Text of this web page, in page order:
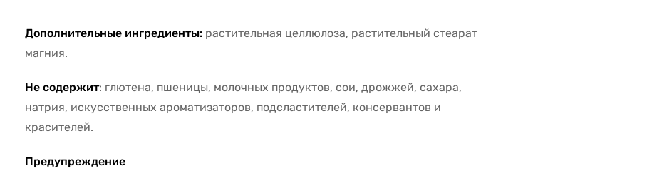
Дополнительные ингредиенты: растительная целлюлоза, растительный стеарат
магния.
Не содержит: глютена, пшеницы, молочных продуктов, сои, дрожжей, сахара,
натрия, искусственных ароматизаторов, подсластителей, консервантов и
красителей.
Предупреждение